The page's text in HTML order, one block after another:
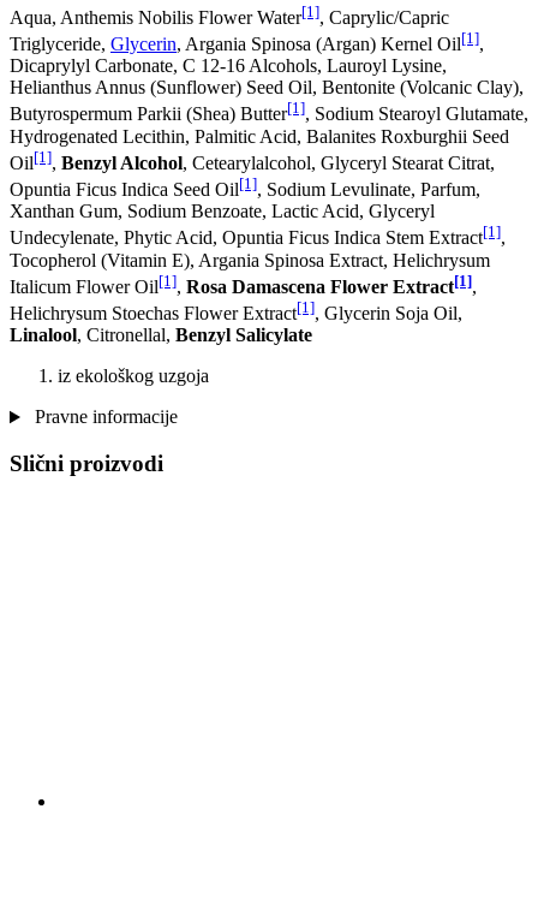
Aqua, Anthemis Nobilis Flower Water[1], Caprylic/Capric
Triglyceride, Glycerin, Argania Spinosa (Argan) Kernel Oil[1],
Dicaprylyl Carbonate, C 12-16 Alcohols, Lauroyl Lysine,
Helianthus Annus (Sunflower) Seed Oil, Bentonite (Volcanic Clay),
Butyrospermum Parkii (Shea) Butter[1], Sodium Stearoyl Glutamate,
Hydrogenated Lecithin, Palmitic Acid, Balanites Roxburghii Seed
Oil[1], Benzyl Alcohol, Cetearylalcohol, Glyceryl Stearat Citrat,
Opuntia Ficus Indica Seed Oil[1], Sodium Levulinate, Parfum,
Xanthan Gum, Sodium Benzoate, Lactic Acid, Glyceryl
Undecylenate, Phytic Acid, Opuntia Ficus Indica Stem Extract[1],
Tocopherol (Vitamin E), Argania Spinosa Extract, Helichrysum
Italicum Flower Oil[1], Rosa Damascena Flower Extract[1],
Helichrysum Stoechas Flower Extract[1], Glycerin Soja Oil,
Linalool, Citronellal, Benzyl Salicylate
iz ekološkog uzgoja
Pravne informacije
Slični proizvodi